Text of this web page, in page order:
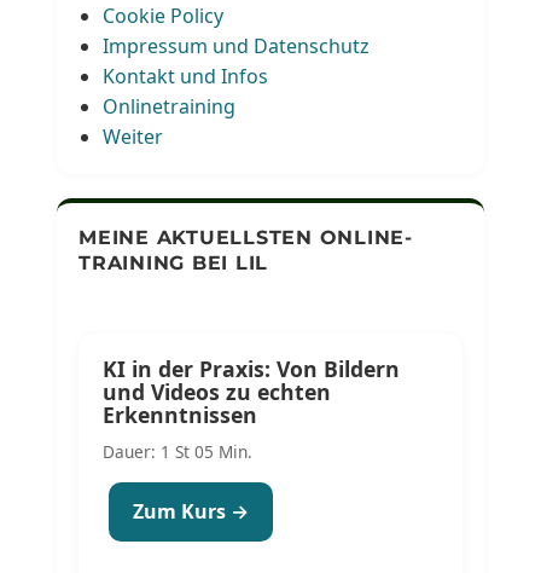
Cookie Policy
Impressum und Datenschutz
Kontakt und Infos
Onlinetraining
Weiter
MEINE AKTUELLSTEN ONLINE-
TRAINING BEI LIL
KI in der Praxis: Von Bildern
und Videos zu echten
Erkenntnissen
Dauer: 1 St 05 Min.
Zum Kurs →